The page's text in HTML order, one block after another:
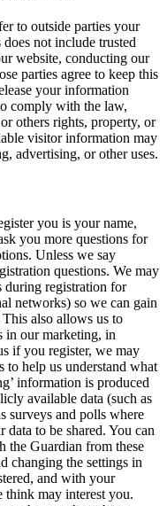
to outside parties your
not include trusted
website, conducting our
parties agree to keep this
your information
comply with the law,
others rights, property, or
visitor information may
advertising, or other uses.
you is your name,
you more questions for
Unless we say
questions. We may
during registration for
networks) so we can gain
also allows us to
in our marketing, in
if you register, we may
to help us understand what
information is produced
available data (such as
surveys and polls where
to be shared. You can
the Guardian from these
changing the settings in
and with your
think may interest you.